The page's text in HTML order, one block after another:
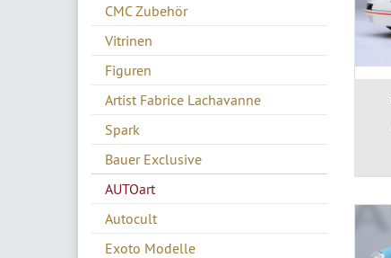
CMC Zubehör
Vitrinen
Figuren
Artist Fabrice Lachavanne
Spark
Bauer Exclusive
AUTOart
Autocult
Exoto Modelle